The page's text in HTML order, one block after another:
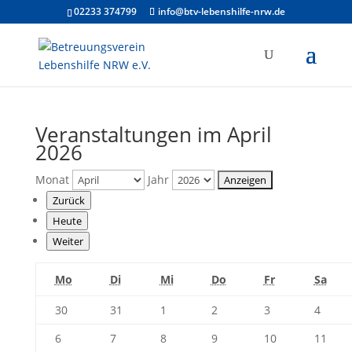
02233 374799 info@btv-lebenshilfe-nrw.de
Veranstaltungen im April
2026
Monat Jahr
Zurück
Heute
Weiter
MoMontagDiDienstagMiMittwoch
DoDonnerstag
FrFreitag Sa
3030.
31 1
2026
22.
2026
33.
2026
44.
2026
66.
77.
88.
99.
1010.
11